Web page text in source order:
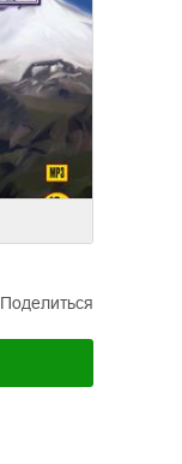
Поделиться